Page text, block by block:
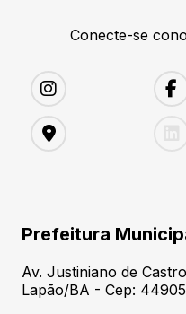
Conecte-se
Prefeitura
Av. Justiniano de
Lapão/BA - Cep: